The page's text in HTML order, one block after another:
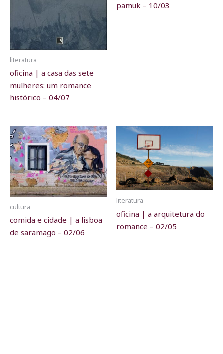
literatura
oficina | a casa das sete
mulheres: um romance
histórico – 04/07
pamuk – 10/03
cultura
comida e cidade | a lisboa
de saramago – 02/06
literatura
oficina | a arquitetura do
romance – 02/05